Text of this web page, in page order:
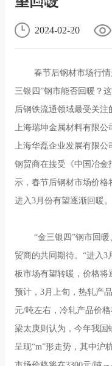
况 化
2024-02-20
春节后钢材市场行情
三银四”钢市能否回暖？
后钢铁流通领域最受关注
上海瑞坤金属材料有限公
上海华磊企业发展有限公
钢贸商在接受《中国冶金
示，春节后钢材市场价格
进入3月份有望逐渐回暖。
“金三银四”钢市回暖
贸商的共同期待。“进入3
板市场有望转暖，价格将
预计，3月上旬，热轧产
元/吨左右，冷轧产品价格
梁太庚则认为，今年我国
呈现“m”形走势，其中沪